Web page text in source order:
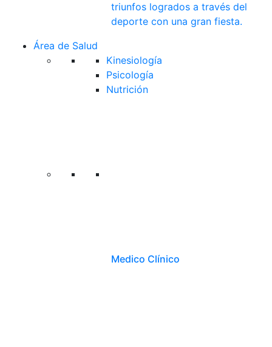
triunfos logrados a través del
deporte con una gran fiesta.
Área de Salud
Kinesiología
Psicología
Nutrición
Medico Clínico